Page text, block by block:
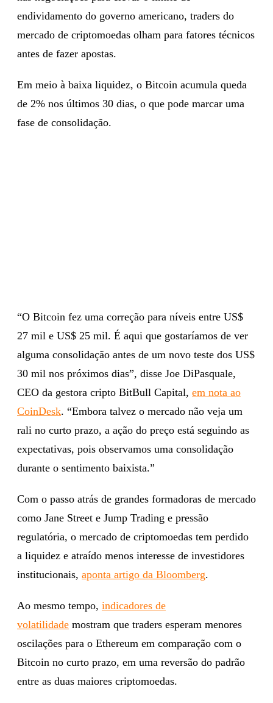
endividamento do governo americano, traders do
mercado de criptomoedas olham para fatores técnicos
antes de fazer apostas.
Em meio à baixa liquidez, o Bitcoin acumula queda
de 2% nos últimos 30 dias, o que pode marcar uma
fase de consolidação.
“O Bitcoin fez uma correção para níveis entre US$
27 mil e US$ 25 mil. É aqui que gostaríamos de ver
alguma consolidação antes de um novo teste dos US$
30 mil nos próximos dias”, disse Joe DiPasquale,
CEO da gestora cripto BitBull Capital, em nota ao
CoinDesk. “Embora talvez o mercado não veja um
rali no curto prazo, a ação do preço está seguindo as
expectativas, pois observamos uma consolidação
durante o sentimento baixista.”
Com o passo atrás de grandes formadoras de mercado
como Jane Street e Jump Trading e pressão
regulatória, o mercado de criptomoedas tem perdido
a liquidez e atraído menos interesse de investidores
institucionais, aponta artigo da Bloomberg.
Ao mesmo tempo, indicadores de
volatilidade mostram que traders esperam menores
oscilações para o Ethereum em comparação com o
Bitcoin no curto prazo, em uma reversão do padrão
entre as duas maiores criptomoedas.